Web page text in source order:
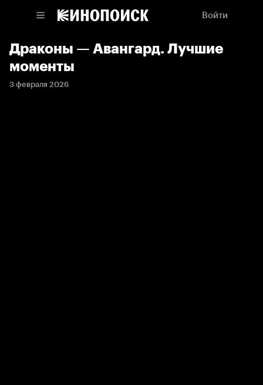
Войти
Драконы — Авангард. Лучшие
моменты
3 февраля 2026